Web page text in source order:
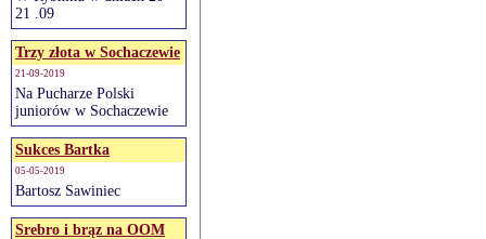
21 .09
Trzy złota w Sochaczewie
21-09-2019
Na Pucharze Polski
juniorów w Sochaczewie
Sukces Bartka
05-05-2019
Bartosz Sawiniec
Srebro i brąz na OOM